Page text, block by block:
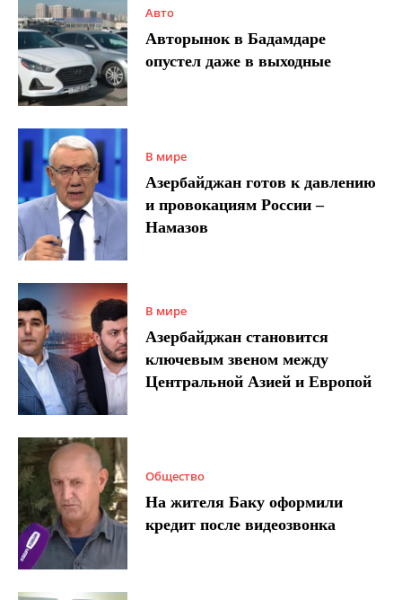
Авто
Авторынок в Бадамдаре
опустел даже в выходные
В мире
Азербайджан готов к давлению
и провокациям России –
Намазов
В мире
Азербайджан становится
ключевым звеном между
Центральной Азией и Европой
Общество
На жителя Баку оформили
кредит после видеозвонка